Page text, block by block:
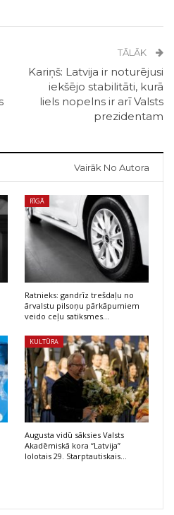
TĀLĀK
Kariņš: Latvija ir noturējusi
iekšējo stabilitāti, kurā
liels nopelns ir arī Valsts
prezidentam
Vairāk No Autora
RĪGĀ
Ratnieks: gandrīz trešdaļu no
ārvalstu pilsoņu pārkāpumiem
veido ceļu satiksmes…
KULTŪRA
Augusta vidū sāksies Valsts
Akadēmiskā kora “Latvija”
lolotais 29. Starptautiskais…